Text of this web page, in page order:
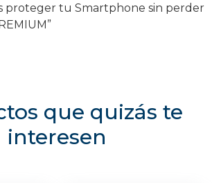
proteger tu Smartphone sin perder
que quizás te
interesen